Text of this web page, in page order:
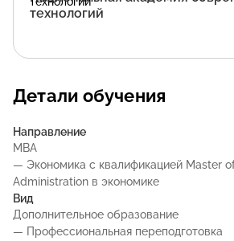
технологий
Детали обучения
Направление
MBA
— Экономика с квалификацией Master
Administration в экономике
Вид
Дополнительное образование
— Профессиональная переподготовка